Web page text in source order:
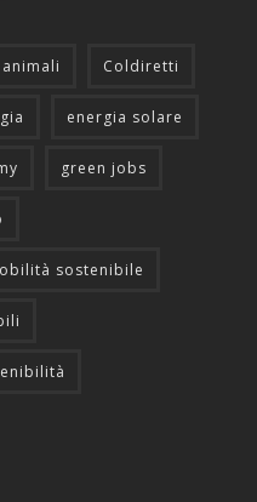
animali Coldiretti
energia solare
green jobs
sostenibile